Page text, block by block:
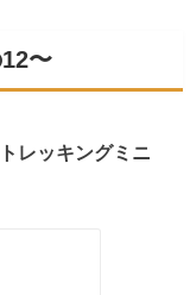
〜
レッキングミニ